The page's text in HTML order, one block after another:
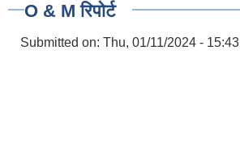
O & M रिपोर्ट
Submitted on: Thu, 01/11/2024 - 15:43